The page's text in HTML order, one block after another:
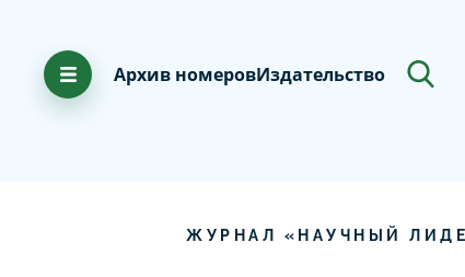
Архив номеровИздательство
ЖУРНАЛ «НАУЧНЫЙ